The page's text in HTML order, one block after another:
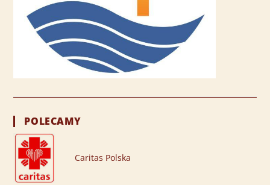
POLECAMY
Caritas Polska